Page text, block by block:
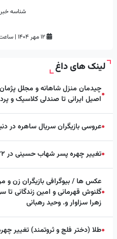
شناسه
۱۲ مهر ۱۴۰۴ |
لینک های داغ
●چیدمان منزل شاهانه و مجلل
اصیل ایرانی تا صندلی کلاسیک و
●عروسی بازیگران سریال ساهره در
●تغییر چهره پسر شهاب حسینی در ۲۲ سالگی
●
عکس ها / بیوگرافی بازیگران زن و
گلنوش قهرمانی و امین زندگانی
زهرا سزاوار و. وحید رهبانی
●طلا (دختر فلج و ثروتمند) تغییر چهره